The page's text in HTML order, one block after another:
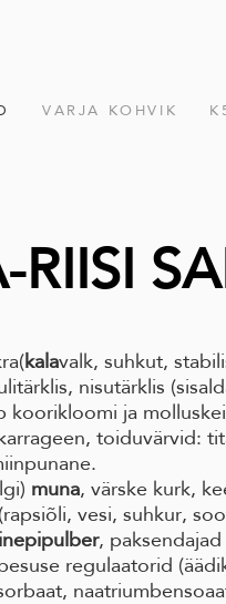
VARJA KOHVIK
RIISI
kalavalk, suhkut,
nisutärklis
koorikloomi ja
toiduvärvid:
muna, värske kurk,
vesi, suhkur,
, paksendajad
regulaatorid